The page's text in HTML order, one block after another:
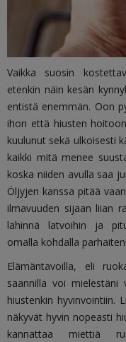
Vaikka suosin
etenkin näin kesän
entistä enemmän. Oon
ihon että hiusten
kuulunut sekä ulkoisesti
kaikki mitä menee
koska niiden avulla saa
Öljyjen kanssa pitää
ilmavuuden sijaan liian
lähinnä latvoihin ja
omalla kohdalla parhaiten!
Elämäntavoilla, eli
saannilla voi
hiustenkin hyvinvointiin.
näkyvät hyvin nopeasti
kannattaa miettiä